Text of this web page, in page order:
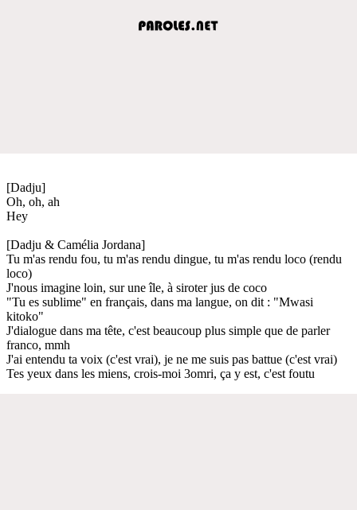
[Dadju]
Oh, oh, ah
Hey
[Dadju & Camélia Jordana]
Tu m'as rendu fou, tu m'as rendu dingue, tu m'as rendu loco (rendu
loco)
J'nous imagine loin, sur une île, à siroter jus de coco
"Tu es sublime" en français, dans ma langue, on dit : "Mwasi
kitoko"
J'dialogue dans ma tête, c'est beaucoup plus simple que de parler
franco, mmh
J'ai entendu ta voix (c'est vrai), je ne me suis pas battue (c'est vrai)
Tes yeux dans les miens, crois-moi 3omri, ça y est, c'est foutu